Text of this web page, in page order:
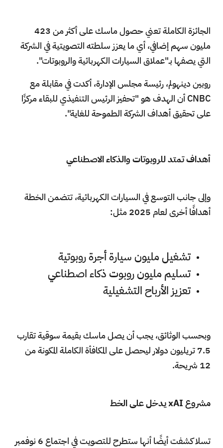
الجائزة الكاملة تعني حصول ماسك على أكثر من 423
مليون سهم إضافي، أي ما يعزز سلطته التصويتية في الشركة
التي يصفها بـ"عملاق السيارات الكهربائية والروبوتات".
روبين دينهولم، رئيسة مجلس الإدارة، أكدت في مقابلة مع
CNBC أن الهدف هو "تحفيز الرئيس التنفيذي للبقاء مركزًا
على تحقيق أهداف الشركة الطموحة للغاية".
أهداف تمتد للروبوتات والذكاء الاصطناعي
وإلى جانب التوسع في السيارات الكهربائية، تتضمن الخطة
أهدافًا أخرى لعام 2025 مثل:
تشغيل مليون سيارة أجرة روبوتية
تسليم مليون روبوت ذكاء اصطناعي
تعزيز الأرباح التشغيلية
وبحسب الوثائق، يجب أن يصل ماسك بقيمة سوقية تقارب
7.5 تريليون دولار ليحصل على المكافأة الكاملة المكونة من
12 شريحة.
مشروع xAI يدخل على الخط
تسلا كشفت أيضًا أنها ستطرح للتصويت في اجتماع 6 نوفمبر